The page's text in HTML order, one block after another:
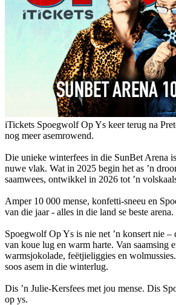
iTickets Spoegwolf Op Ys keer terug na
nog meer asemrowend.
Die unieke winterfees in die SunBet Arena
nuwe vlak. Wat in 2025 begin het as ’n
saamwees, ontwikkel in 2026 tot ’n
Amper 10 000 mense, konfetti-sneeu en
van die jaar - alles in die land se beste arena.
Spoegwolf Op Ys is nie net ’n konsert nie –
van koue lug en warm harte. Van saamsing
warmsjokolade, feëtjieliggies en
soos asem in die winterlug.
Dis ’n Julie-Kersfees met jou mense. Dis
op ys.